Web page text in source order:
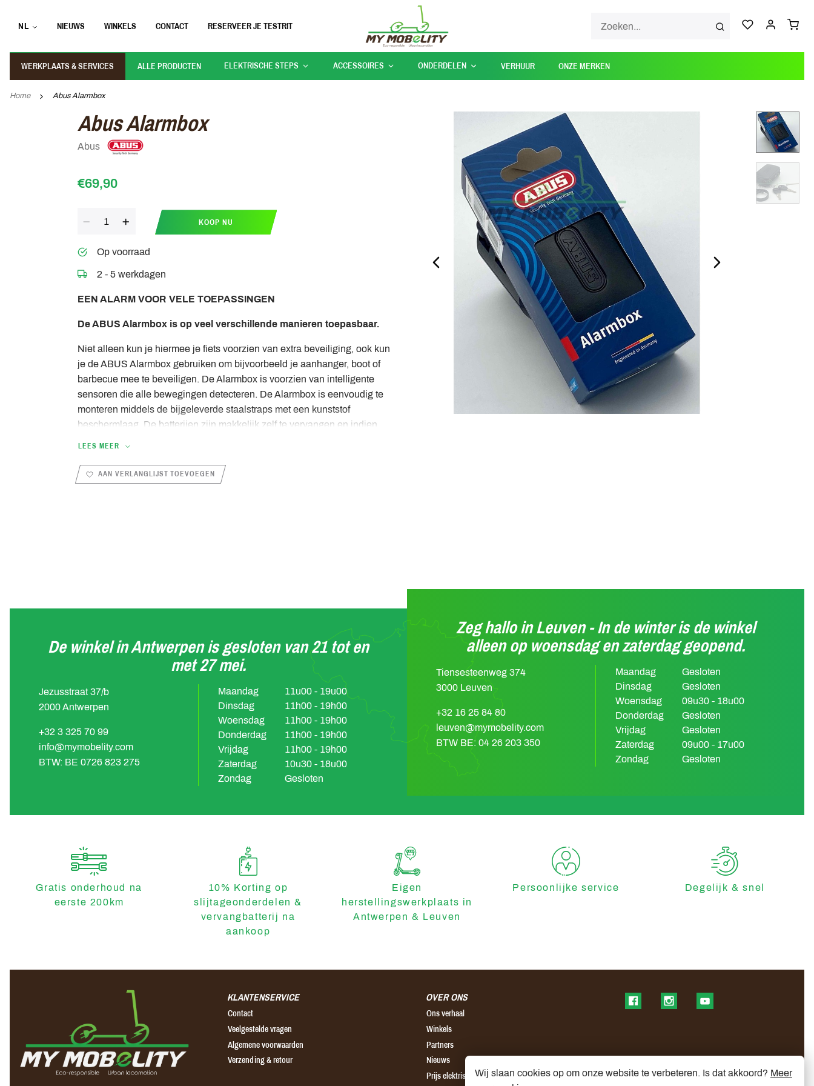
NL NIEUWS WINKELS CONTACT RESERVEER JE TESTRIT
WERKPLAATS & SERVICES ALLE PRODUCTEN ELEKTRISCHE STEPS ACCESSOIRES ONDERDELEN VERHUUR ONZE MERKEN
Home Abus Alarmbox
Abus Alarmbox
Abus
€69,90
KOOP NU
Op voorraad
2 - 5 werkdagen
EEN ALARM VOOR VELE TOEPASSINGEN
De ABUS Alarmbox is op veel verschillende manieren toepasbaar.
Niet alleen kun je hiermee je fiets voorzien van extra beveiliging, ook kun
je de ABUS Alarmbox gebruiken om bijvoorbeeld je aanhanger, boot of
barbecue mee te beveiligen. De Alarmbox is voorzien van intelligente
sensoren die alle bewegingen detecteren. De Alarmbox is eenvoudig te
monteren middels de bijgeleverde staalstraps met een kunststof
beschermlaag. De batterijen zijn makkelijk zelf te vervangen en indien
Technologie:
Alarmfunctie met min. 100 dB gedurende 15 seconden, daarna
automatisch her-activering
3D-positiedetectie detecteert stoten en kleine bewegingen in alle
richtingen en activeert alarm
Intelligent alarm - na korte of kleine bewegingen, b.v. van een voetbal
etc. geeft het slot een kort waarschuwingssignaal
Stevige montage op de fiets
LEES MEER
AAN VERLANGLIJST TOEVOEGEN
PREVIOUS_SLIDE NEXT_SLIDE
De winkel in Antwerpen is gesloten van 21 tot en
met 27 mei.
Jezusstraat 37/b
2000 Antwerpen
+32 3 325 70 99
info@mymobelity.com
BTW: BE 0726 823 275
Maandag
11u00 - 19u00
Dinsdag
11h00 - 19h00
Woensdag
11h00 - 19h00
Donderdag
11h00 - 19h00
Vrijdag
11h00 - 19h00
Zaterdag
10u30 - 18u00
Zondag
Gesloten
Zeg hallo in Leuven - In de winter is de winkel
alleen op woensdag en zaterdag geopend.
Tiensesteenweg 374
3000 Leuven
+32 16 25 84 80
leuven@mymobelity.com
BTW BE: 04 26 203 350
Maandag
Gesloten
Dinsdag
Gesloten
Woensdag
09u30 - 18u00
Donderdag
Gesloten
Vrijdag
Gesloten
Zaterdag
09u00 - 17u00
Zondag
Gesloten
Gratis onderhoud na
eerste 200km
10% Korting op
slijtageonderdelen &
vervangbatterij na
aankoop
Eigen
herstellingswerkplaats in
Antwerpen & Leuven
Persoonlijke service Degelijk & snel
KLANTENSERVICE
Contact
Veelgestelde vragen
Algemene voorwaarden
Verzending & retour
OVER ONS
Ons verhaal
Winkels
Partners
Nieuws
Prijs elektrische step
Find us on FacebookFind us on InstagramFind us on YouTube
Wij slaan cookies op om onze website te verbeteren. Is dat akkoord? Meer